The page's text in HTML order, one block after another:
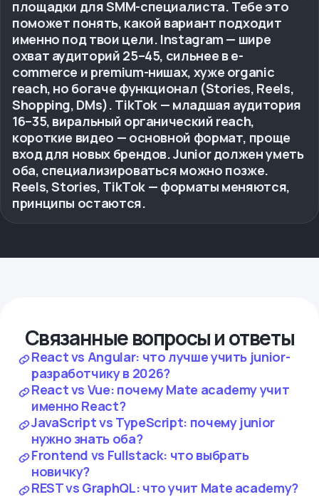
площадки для SMM-специалиста. Тебе это
поможет понять, какой вариант подходит
именно под твои цели. Instagram — шире
охват аудиторий 25–45, сильнее в e-
commerce и premium-нишах, хуже organic
reach, но богаче функционал (Stories, Reels,
Shopping, DMs). TikTok — младшая аудитория
16–35, виральный органический reach,
короткие видео — основной формат, проще
вход для новых брендов. Junior должен уметь
оба, специализироваться можно позже.
Reels, Stories, TikTok — форматы меняются,
принципы остаются.
Связанные вопросы и ответы
React vs Angular: что лучше учить junior-
разработчику в 2026?
React vs Vue: почему Mate academy учит
именно React?
JavaScript vs TypeScript: почему junior
нужно знать оба?
Frontend vs Fullstack: что выбрать
новичку?
REST vs GraphQL: что учит Mate academy?